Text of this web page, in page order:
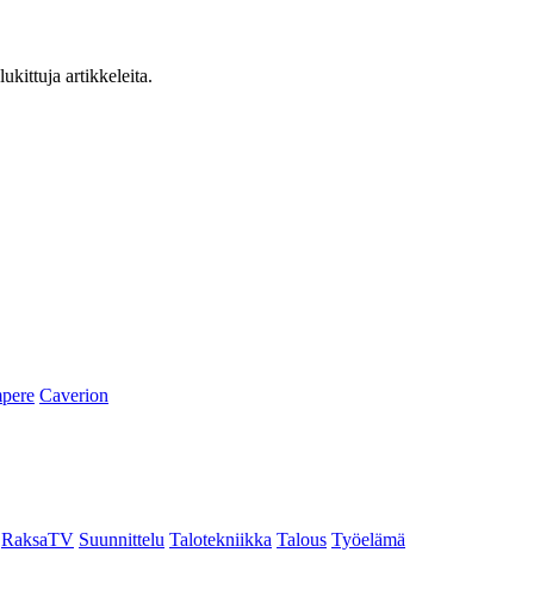
artikkeleita.
Caverion
RaksaTV Suunnittelu Talotekniikka Talous Työelämä